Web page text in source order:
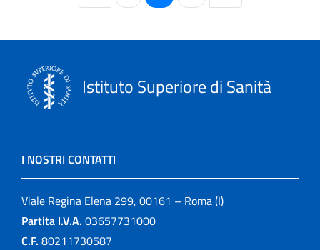
Istituto Superiore di Sanità
I NOSTRI CONTATTI
Viale Regina Elena 299, 00161 – Roma (I)
Partita I.V.A. 03657731000
C.F. 80211730587